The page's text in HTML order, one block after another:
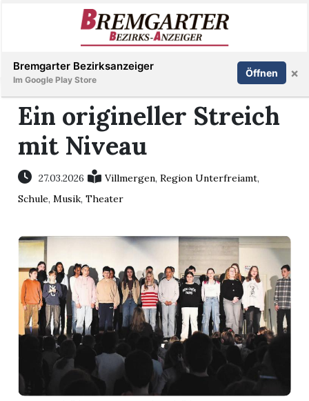
Immobilien
Veranstaltungen
E-
Paper
Newsletter
Inserieren Abonnieren Anmelden
Ein origineller Streich
mit Niveau
27.03.2026 Villmergen,Region Unterfreiamt,
Schule,Musik,Theater
Bremgarter Bezirksanzeiger
Im Google Play Store
Öffnen ×